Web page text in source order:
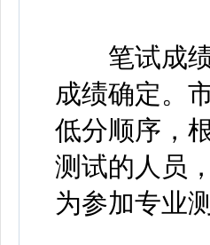
笔试成绩
成绩确定。
低分顺序，
测试的人员
为参加专业